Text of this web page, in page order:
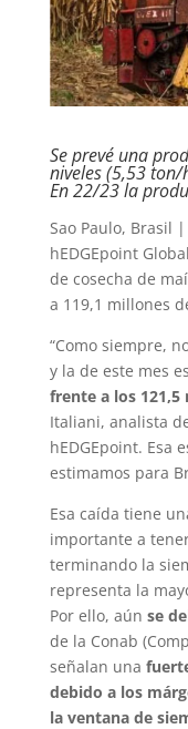
Se prevé una
niveles (5,53
En 22/23 la
Sao Paulo, Brasil |
hEDGEpoint
de cosecha de
a 119,1 millones
“Como siempre,
y la de este mes
frente a los
Italiani, analista
hEDGEpoint. Esa
estimamos para
Esa caída tiene
importante a
terminando la
representa la
Por ello, aún se
de la Conab
señalan una
debido a los
la ventana de